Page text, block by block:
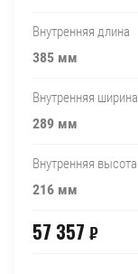
Внутренняя длина
385 мм
Внутренняя ширина
289 мм
Внутренняя высота
216 мм
57 357 ₽